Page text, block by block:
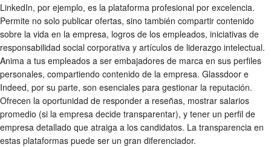
LinkedIn, por ejemplo, es la plataforma profesional por excelencia.
Permite no solo publicar ofertas, sino también compartir contenido
sobre la vida en la empresa, logros de los empleados, iniciativas de
responsabilidad social corporativa y artículos de liderazgo intelectual.
Anima a tus empleados a ser embajadores de marca en sus perfiles
personales, compartiendo contenido de la empresa. Glassdoor e
Indeed, por su parte, son esenciales para gestionar la reputación.
Ofrecen la oportunidad de responder a reseñas, mostrar salarios
promedio (si la empresa decide transparentar), y tener un perfil de
empresa detallado que atraiga a los candidatos. La transparencia en
estas plataformas puede ser un gran diferenciador.